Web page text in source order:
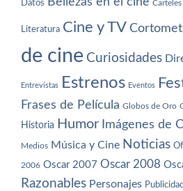
Datos
Carteles
Literatura Cine y TV
de cine Curiosidades
Entrevistas Estrenos Eventos
Frases de Película Globos de Oro
Historia Humor Imágenes de
Medios Música y Cine Noticias
2006 Oscar 2007 Oscar 2008
Razonables Personajes Publicidad